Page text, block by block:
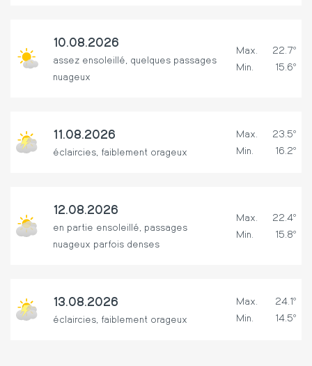
10.08.2026
assez ensoleillé, quelques passages
nuageux
Max.
22.7º
Min.
15.6º
11.08.2026
éclaircies, faiblement orageux
Max.
23.5º
Min.
16.2º
12.08.2026
en partie ensoleillé, passages
nuageux parfois denses
Max.
22.4º
Min.
15.8º
13.08.2026
éclaircies, faiblement orageux
Max.
24.1º
Min.
14.5º